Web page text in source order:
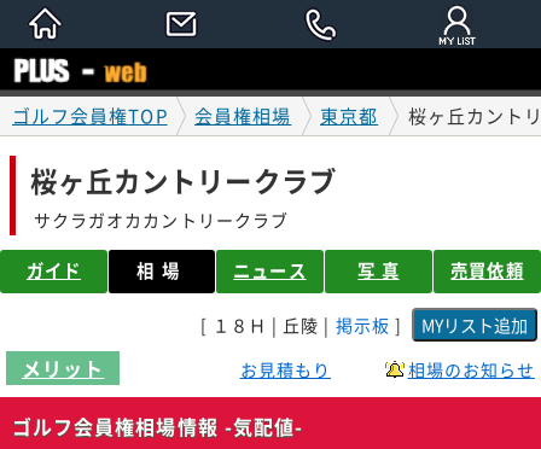
ゴルフ会員権TOP 会員権相場 東京都 桜ヶ丘カント
桜ヶ丘カントリークラブ
サクラガオカカントリークラブ
ガイド 相場 ニュース 写 真 売買依頼
[ １８Ｈ | 丘陵 | 掲示板 ]
メリット お見積もり 相場のお知らせ
ゴルフ会員権相場情報 -気配値-